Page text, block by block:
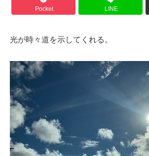
Pocket LINE
光が時々道を示してくれる。